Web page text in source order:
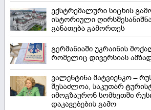
ექსტრემალური სიცხის
ისტორიული
განათება გამორთეს
გერმანიაში უკრაინის
რომელიც დივერსიას
ვალენტინა მატვიენკო –
შესაძლოა, საკუთარ
იმოგზაურონ სომხეთში
დაკავებების გამო